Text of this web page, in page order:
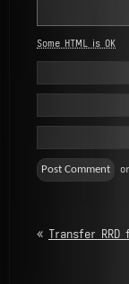
Some HTML is OK
« Transfer